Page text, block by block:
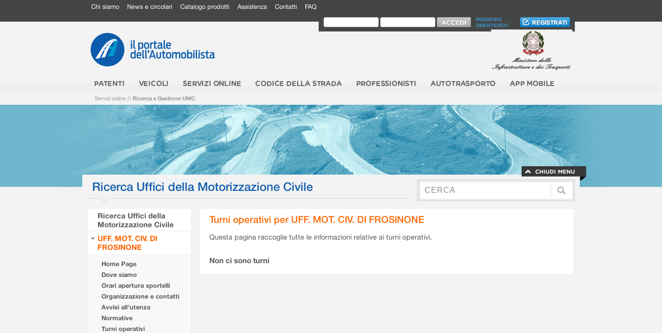
Chi siamo News e circolari Catalogo prodotti Assistenza Contatti FAQ
PASSWORD
DIMENTICATA?
PATENTI VEICOLI SERVIZI ONLINE CODICE DELLA STRADA PROFESSIONISTI AUTOTRASPORTO APP MOBILE
Servizi online // Ricerca e Gestione UMC
Ricerca Uffici della Motorizzazione Civile
Ricerca Uffici della
Motorizzazione Civile
UFF. MOT. CIV. DI
FROSINONE
Home Page
Dove siamo
Orari apertura sportelli
Organizzazione e contatti
Avvisi all'utenza
Normative
Turni operativi
Turni operativi per UFF. MOT. CIV. DI FROSINONE
Questa pagina raccoglie tutte le informazioni relative ai turni operativi.
Non ci sono turni